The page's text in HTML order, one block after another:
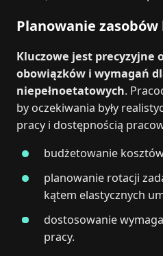
Planowanie
Kluczowe jest precyzyjne
obowiązków i wymagań
niepełnoetatowych.
by oczekiwania były
pracy i dostępnością
budżetowanie
planowanie rotacji
kątem elastycznych
dostosowanie
pracy.